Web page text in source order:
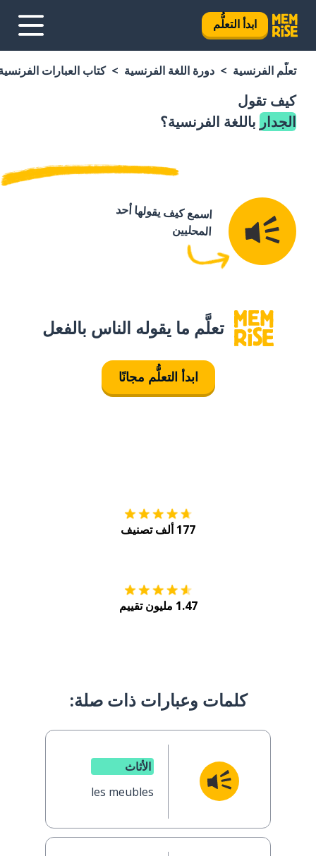
ابدأ التعلُّم
تعلَّم الفرنسية دورة اللغة الفرنسية كتاب العبارات
كيف تقول
الجدار باللغة الفرنسية؟
اسمع كيف يقولها أحد
المحليين
تعلَّم ما يقوله الناس بالفعل
ابدأ التعلُّم مجانًا
177 ألف تصنيف
1.47 مليون تقييم
كلمات وعبارات ذات صلة:
الأثاث
les meubles